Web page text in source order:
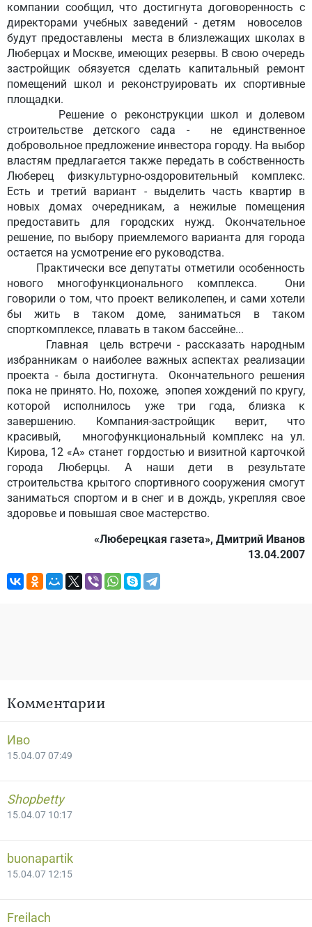
компании сообщил, что достигнута договоренность с
директорами учебных заведений - детям новоселов
будут предоставлены места в близлежащих школах в
Люберцах и Москве, имеющих резервы. В свою очередь
застройщик обязуется сделать капитальный ремонт
помещений школ и реконструировать их спортивные
площадки.
Решение о реконструкции школ и долевом
строительстве детского сада - не единственное
добровольное предложение инвестора городу. На выбор
властям предлагается также передать в собственность
Люберец физкультурно-оздоровительный комплекс.
Есть и третий вариант - выделить часть квартир в
новых домах очередникам, а нежилые помещения
предоставить для городских нужд. Окончательное
решение, по выбору приемлемого варианта для города
остается на усмотрение его руководства.
Практически все депутаты отметили особенность
нового многофункционального комплекса. Они
говорили о том, что проект великолепен, и сами хотели
бы жить в таком доме, заниматься в таком
спорткомплексе, плавать в таком бассейне...
Главная цель встречи - рассказать народным
избранникам о наиболее важных аспектах реализации
проекта - была достигнута. Окончательного решения
пока не принято. Но, похоже, эпопея хождений по кругу,
которой исполнилось уже три года, близка к
завершению. Компания-застройщик верит, что
красивый, многофункциональный комплекс на ул.
Кирова, 12 «А» станет гордостью и визитной карточкой
города Люберцы. А наши дети в результате
строительства крытого спортивного сооружения смогут
заниматься спортом и в снег и в дождь, укрепляя свое
здоровье и повышая свое мастерство.
«Люберецкая газета», Дмитрий Иванов
13.04.2007
Комментарии
Иво
15.04.07 07:49
Shopbetty
15.04.07 10:17
buonapartik
15.04.07 12:15
Freilach